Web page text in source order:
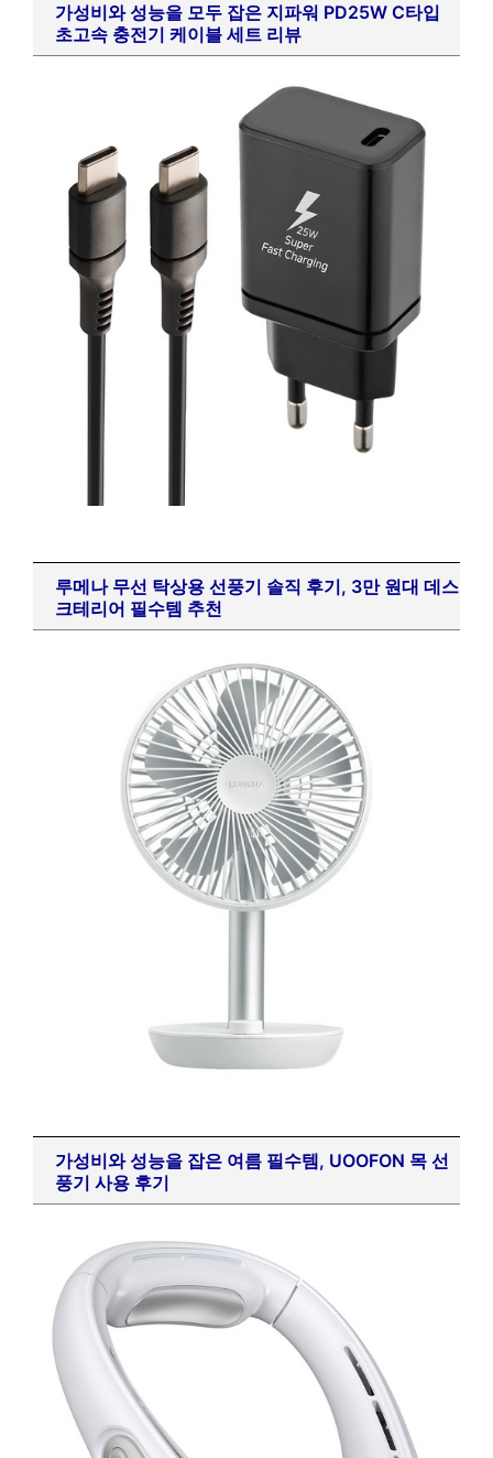
가성비와 성능을 모두 잡은 지파워 PD25W C타입
초고속 충전기 케이블 세트 리뷰
루메나 무선 탁상용 선풍기 솔직 후기, 3만 원대 데스
크테리어 필수템 추천
가성비와 성능을 잡은 여름 필수템, UOOFON 목 선
풍기 사용 후기